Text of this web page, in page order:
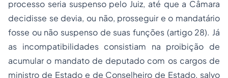
processo seria suspenso pelo Juiz, até que a Câmara
decidisse se devia, ou não, prosseguir e o mandatário
fosse ou não suspenso de suas funções (artigo 28). Já
as incompatibilidades consistiam na proibição de
acumular o mandato de deputado com os cargos de
ministro de Estado e de Conselheiro de Estado, salvo